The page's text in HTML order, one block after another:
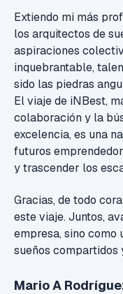
Extiendo mi más
los arquitectos de
aspiraciones
inquebrantable,
sido las piedras
El viaje de iNBest,
colaboración y la
excelencia, es una
futuros
y trascender los
Gracias, de todo
este viaje. Juntos,
empresa, sino como
sueños
Mario A